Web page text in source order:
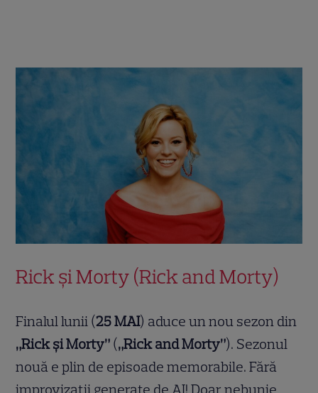
Rick și Morty (Rick and Morty)
Finalul lunii (25 MAI) aduce un nou sezon din
„Rick și Morty” („Rick and Morty”). Sezonul
nouă e plin de episoade memorabile. Fără